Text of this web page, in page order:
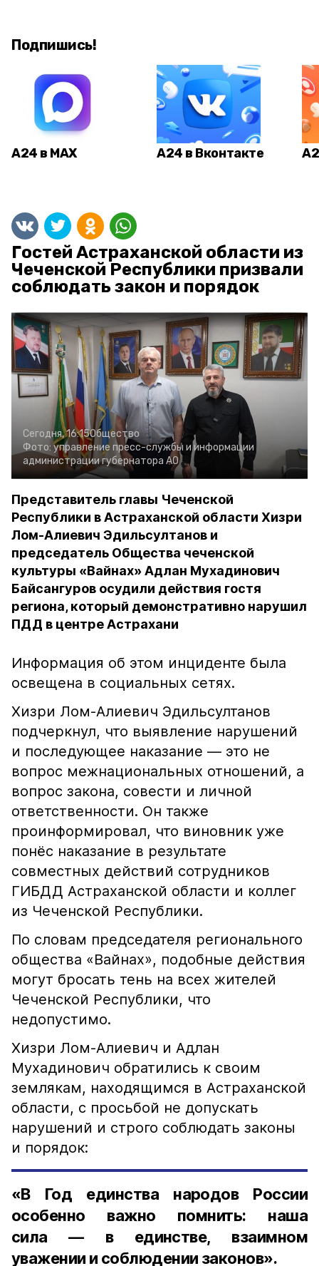
Подпишись!
А24 в MAX А24 в Вконтакте
Гостей Астраханской области из
Чеченской Республики призвали
соблюдать закон и порядок
Сегодня, 16:15Общество
Фото: управление пресс-службы и информации
администрации губернатора АО
Представитель главы Чеченской
Республики в Астраханской области Хизри
Лом-Алиевич Эдильсултанов и
председатель Общества чеченской
культуры «Вайнах» Адлан Мухадинович
Байсангуров осудили действия гостя
региона, который демонстративно нарушил
ПДД в центре Астрахани
Информация об этом инциденте была
освещена в социальных сетях.
Хизри Лом-Алиевич Эдильсултанов
подчеркнул, что выявление нарушений
и последующее наказание — это не
вопрос межнациональных отношений, а
вопрос закона, совести и личной
ответственности. Он также
проинформировал, что виновник уже
понёс наказание в результате
совместных действий сотрудников
ГИБДД Астраханской области и коллег
из Чеченской Республики.
По словам председателя регионального
общества «Вайнах», подобные действия
могут бросать тень на всех жителей
Чеченской Республики, что
недопустимо.
Хизри Лом-Алиевич и Адлан
Мухадинович обратились к своим
землякам, находящимся в Астраханской
области, с просьбой не допускать
нарушений и строго соблюдать законы
и порядок:
«В Год единства народов России
особенно важно помнить: наша
сила — в единстве, взаимном
уважении и соблюдении законов».